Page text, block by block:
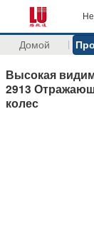
Домой
Высокая
2913
колес